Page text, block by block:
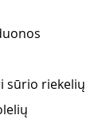
sūrio riekelių